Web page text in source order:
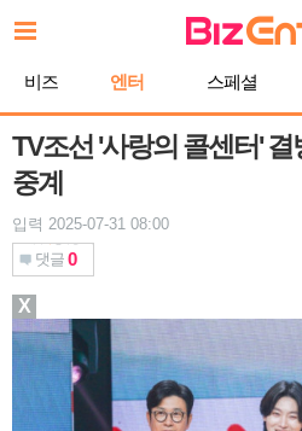
문
비즈 엔터 스페셜
TV조선 '사랑의 콜센터'
중계
입력 2025-07-31 08:00
댓글 0
X